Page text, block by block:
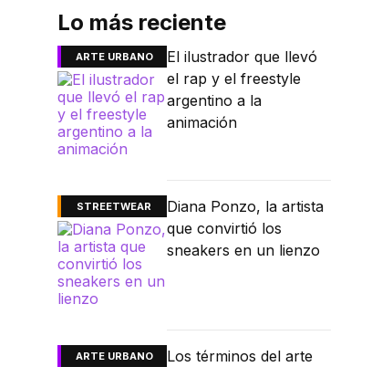
Lo más reciente
ARTE URBANO
El ilustrador que llevó
el rap y el freestyle
argentino a la
animación
STREETWEAR
Diana Ponzo, la artista
que convirtió los
sneakers en un lienzo
ARTE URBANO
Los términos del arte